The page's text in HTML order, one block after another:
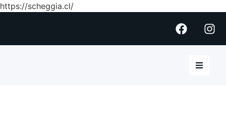
https://scheggia.cl/